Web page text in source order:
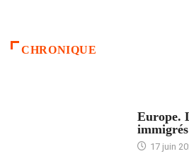
CHRONIQUE
Europe.
17 juin